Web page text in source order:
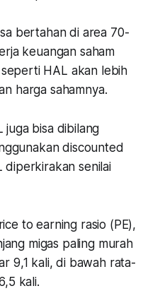
bertahan di area 70-
keuangan saham
HAL akan lebih
harga sahamnya.
juga bisa dibilang
discounted
diperkirakan senilai
to earning rasio (PE),
migas paling murah
9,1 kali, di bawah rata-
kali.